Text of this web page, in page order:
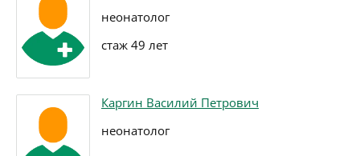
неонатолог
стаж 49 лет
Каргин Василий Петрович
неонатолог